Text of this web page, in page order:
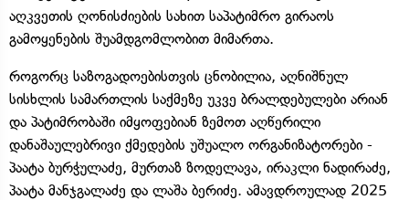
აღკვეთის ღონისძიების სახით საპატიმრო გირაოს
გამოყენების შუამდგომლობით მიმართა.
როგორც საზოგადოებისთვის ცნობილია, აღნიშნულ
სისხლის სამართლის საქმეზე უკვე ბრალდებულები არიან
და პატიმრობაში იმყოფებიან ზემოთ აღწერილი
დანაშაულებრივი ქმედების უშუალო ორგანიზატორები -
პაატა ბურჭულაძე, მურთაზ ზოდელავა, ირაკლი ნადირაძე,
პაატა მანჯგალაძე და ლაშა ბერიძე. ამავდროულად 2025